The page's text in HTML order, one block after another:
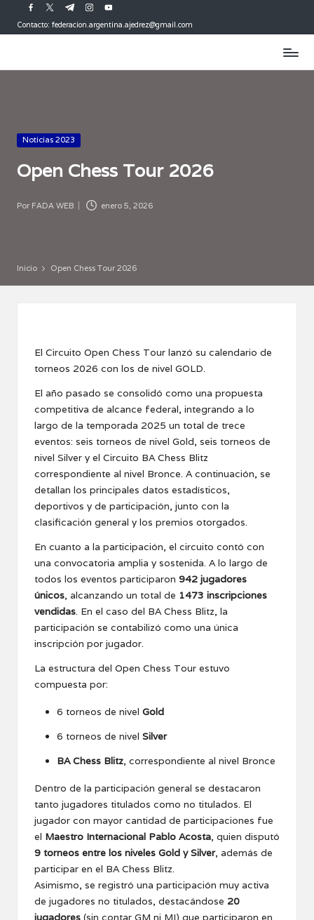
Saltar
facebook.com
twitter.com
t.me instagram.com
youtube.com
Contacto: federacion.argentina.ajedrez@gmail.com
Publicada
Noticias 2023
Open Chess Tour 2026
Publicado
Por FADA WEB enero 5, 2026
Inicio Open Chess Tour 2026
El Circuito Open Chess Tour lanzó su calendario de
torneos 2026 con los de nivel GOLD.
El año pasado se consolidó como una propuesta
competitiva de alcance federal, integrando a lo
largo de la temporada 2025 un total de trece
eventos: seis torneos de nivel Gold, seis torneos de
nivel Silver y el Circuito BA Chess Blitz
correspondiente al nivel Bronce. A continuación, se
detallan los principales datos estadísticos,
deportivos y de participación, junto con la
clasificación general y los premios otorgados.
En cuanto a la participación, el circuito contó con
una convocatoria amplia y sostenida. A lo largo de
todos los eventos participaron 942 jugadores
únicos, alcanzando un total de 1473 inscripciones
vendidas. En el caso del BA Chess Blitz, la
participación se contabilizó como una única
inscripción por jugador.
La estructura del Open Chess Tour estuvo
compuesta por:
6 torneos de nivel Gold
6 torneos de nivel Silver
BA Chess Blitz, correspondiente al nivel Bronce
Dentro de la participación general se destacaron
tanto jugadores titulados como no titulados. El
jugador con mayor cantidad de participaciones fue
el Maestro Internacional Pablo Acosta, quien disputó
9 torneos entre los niveles Gold y Silver, además de
participar en el BA Chess Blitz.
Asimismo, se registró una participación muy activa
de jugadores no titulados, destacándose 20
jugadores (sin contar GM ni MI) que participaron en